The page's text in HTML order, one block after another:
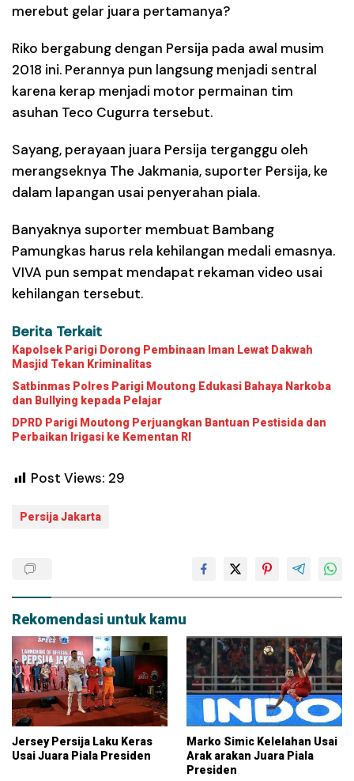
merebut gelar juara pertamanya?
Riko bergabung dengan Persija pada awal musim
2018 ini. Perannya pun langsung menjadi sentral
karena kerap menjadi motor permainan tim
asuhan Teco Cugurra tersebut.
Sayang, perayaan juara Persija terganggu oleh
merangseknya The Jakmania, suporter Persija, ke
dalam lapangan usai penyerahan piala.
Banyaknya suporter membuat Bambang
Pamungkas harus rela kehilangan medali emasnya.
VIVA pun sempat mendapat rekaman video usai
kehilangan tersebut.
Berita Terkait
Kapolsek Parigi Dorong Pembinaan Iman Lewat Dakwah
Masjid Tekan Kriminalitas
Satbinmas Polres Parigi Moutong Edukasi Bahaya Narkoba
dan Bullying kepada Pelajar
DPRD Parigi Moutong Perjuangkan Bantuan Pestisida dan
Perbaikan Irigasi ke Kementan RI
Post Views: 29
Persija Jakarta
Rekomendasi untuk kamu
Jersey Persija Laku Keras
Usai Juara Piala Presiden
Marko Simic Kelelahan Usai
Arak arakan Juara Piala
Presiden